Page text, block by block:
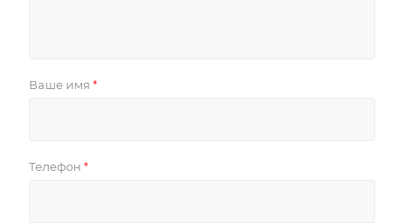
Ваше имя *
Телефон *